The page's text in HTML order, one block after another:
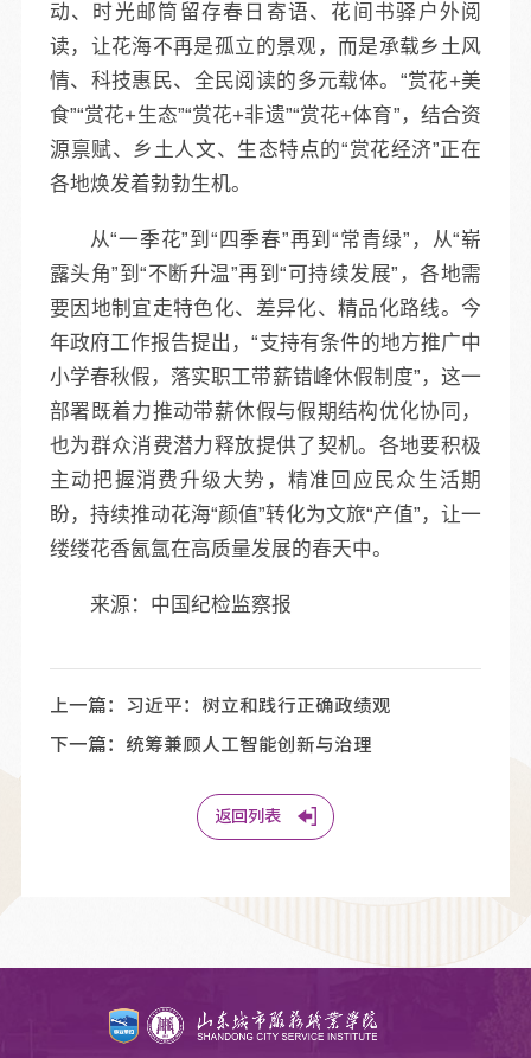
动、时光邮筒留存春日寄语、花间书驿户外阅
读，让花海不再是孤立的景观，而是承载乡土风
情、科技惠民、全民阅读的多元载体。“赏花+美
食”“赏花+生态”“赏花+非遗”“赏花+体育”，结合资
源禀赋、乡土人文、生态特点的“赏花经济”正在
各地焕发着勃勃生机。
从“一季花”到“四季春”再到“常青绿”，从“崭
露头角”到“不断升温”再到“可持续发展”，各地需
要因地制宜走特色化、差异化、精品化路线。今
年政府工作报告提出，“支持有条件的地方推广中
小学春秋假，落实职工带薪错峰休假制度”，这一
部署既着力推动带薪休假与假期结构优化协同，
也为群众消费潜力释放提供了契机。各地要积极
主动把握消费升级大势，精准回应民众生活期
盼，持续推动花海“颜值”转化为文旅“产值”，让一
缕缕花香氤氲在高质量发展的春天中。
来源：中国纪检监察报
上一篇： 习近平：树立和践行正确政绩观
下一篇： 统筹兼顾人工智能创新与治理
返回列表